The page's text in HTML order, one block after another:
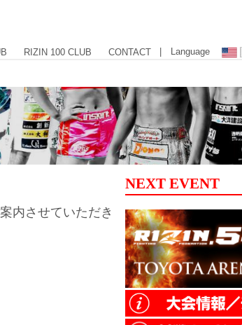
RIZIN 100 CLUB CONTACT | Language
内させていただき
NEXT EVENT